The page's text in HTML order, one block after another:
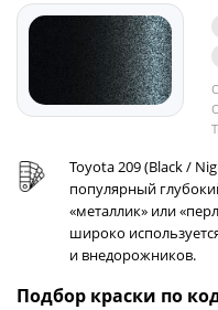
Toyota 209 (Black /
популярный
«металлик» или
широко
и внедорожников.
Подбор краски по